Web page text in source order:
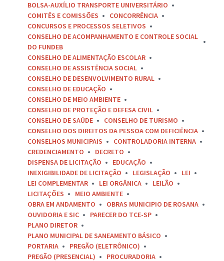
BOLSA-AUXÍLIO TRANSPORTE UNIVERSITÁRIO
COMITÊS E COMISSÕES
CONCORRÊNCIA
CONCURSOS E PROCESSOS SELETIVOS
CONSELHO DE ACOMPANHAMENTO E CONTROLE SOCIAL
DO FUNDEB
CONSELHO DE ALIMENTAÇÃO ESCOLAR
CONSELHO DE ASSISTÊNCIA SOCIAL
CONSELHO DE DESENVOLVIMENTO RURAL
CONSELHO DE EDUCAÇÃO
CONSELHO DE MEIO AMBIENTE
CONSELHO DE PROTEÇÃO E DEFESA CIVIL
CONSELHO DE SAÚDE
CONSELHO DE TURISMO
CONSELHO DOS DIREITOS DA PESSOA COM DEFICIÊNCIA
CONSELHOS MUNICIPAIS
CONTROLADORIA INTERNA
CREDENCIAMENTO
DECRETO
DISPENSA DE LICITAÇÃO
EDUCAÇÃO
INEXIGIBILIDADE DE LICITAÇÃO
LEGISLAÇÃO
LEI
LEI COMPLEMENTAR
LEI ORGÂNICA
LEILÃO
LICITAÇÕES
MEIO AMBIENTE
OBRA EM ANDAMENTO
OBRAS MUNICIPIO DE ROSANA
OUVIDORIA E SIC
PARECER DO TCE-SP
PLANO DIRETOR
PLANO MUNICIPAL DE SANEAMENTO BÁSICO
PORTARIA
PREGÃO (ELETRÔNICO)
PREGÃO (PRESENCIAL)
PROCURADORIA